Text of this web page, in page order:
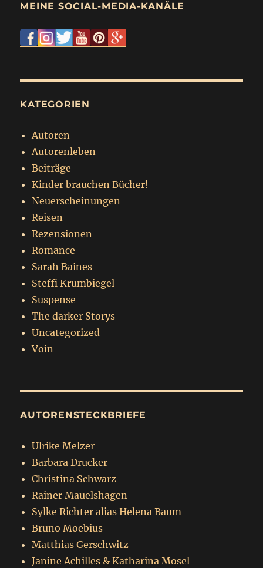
MEINE SOCIAL-MEDIA-KANÄLE
KATEGORIEN
Autoren
Autorenleben
Beiträge
Kinder brauchen Bücher!
Neuerscheinungen
Reisen
Rezensionen
Romance
Sarah Baines
Steffi Krumbiegel
Suspense
The darker Storys
Uncategorized
Voin
AUTORENSTECKBRIEFE
Ulrike Melzer
Barbara Drucker
Christina Schwarz
Rainer Mauelshagen
Sylke Richter alias Helena Baum
Bruno Moebius
Matthias Gerschwitz
Janine Achilles & Katharina Mosel